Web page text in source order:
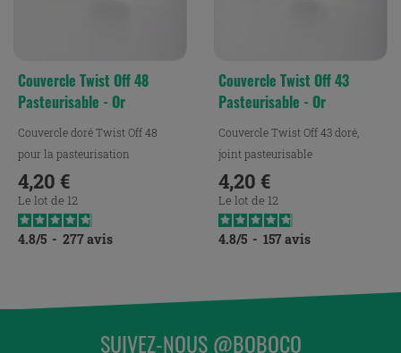
Couvercle Twist Off 48
Pasteurisable - Or
Couvercle doré Twist Off 48
pour la pasteurisation
Prix
4,20 €
Le lot de 12
4.8/5 - 277avis
Couvercle Twist Off 43
Pasteurisable - Or
Couvercle Twist Off 43 doré,
joint pasteurisable
Prix
4,20 €
Le lot de 12
4.8/5 - 157avis
SUIVEZ-NOUS @BOBOCO